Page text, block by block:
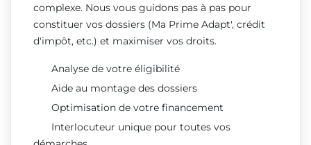
complexe. Nous vous guidons pas à pas pour
constituer vos dossiers (Ma Prime Adapt', crédit
d'impôt, etc.) et maximiser vos droits.
Analyse de votre éligibilité
Aide au montage des dossiers
Optimisation de votre financement
Interlocuteur unique pour toutes vos